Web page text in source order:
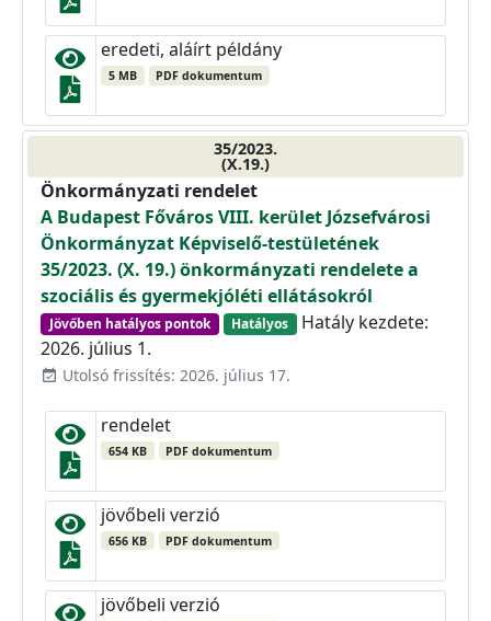
eredeti, aláírt példány
5 MB PDF dokumentum
35/2023.
(X.19.)
Önkormányzati rendelet
A Budapest Főváros VIII. kerület Józsefvárosi
Önkormányzat Képviselő-testületének
35/2023. (X. 19.) önkormányzati rendelete a
szociális és gyermekjóléti ellátásokról
Jövőben hatályos pontok Hatályos
Hatály kezdete:
2026. július 1.
event_available Utolsó frissítés: 2026. július 17.
rendelet
654 KB PDF dokumentum
jövőbeli verzió
656 KB PDF dokumentum
jövőbeli verzió